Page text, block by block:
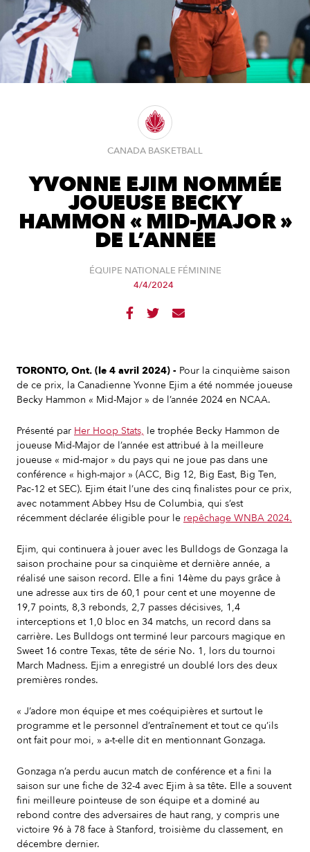
CANADA BASKETBALL
YVONNE EJIM NOMMÉE
JOUEUSE BECKY
HAMMON « MID-MAJOR »
DE L’ANNÉE
ÉQUIPE NATIONALE FÉMININE
4/4/2024
  
TORONTO, Ont. (le 4 avril 2024) - Pour la cinquième saison
de ce prix, la Canadienne Yvonne Ejim a été nommée joueuse
Becky Hammon « Mid-Major » de l’année 2024 en NCAA.
Présenté par Her Hoop Stats, le trophée Becky Hammon de
joueuse Mid-Major de l’année est attribué à la meilleure
joueuse « mid-major » du pays qui ne joue pas dans une
conférence « high-major » (ACC, Big 12, Big East, Big Ten,
Pac-12 et SEC). Ejim était l’une des cinq finalistes pour ce prix,
avec notamment Abbey Hsu de Columbia, qui s’est
récemment déclarée éligible pour le repêchage WNBA 2024.
Ejim, qui continuera à jouer avec les Bulldogs de Gonzaga la
saison prochaine pour sa cinquième et dernière année, a
réalisé une saison record. Elle a fini 14ème du pays grâce à
une adresse aux tirs de 60,1 pour cent et une moyenne de
19,7 points, 8,3 rebonds, 2,7 passes décisives, 1,4
interceptions et 1,0 bloc en 34 matchs, un record dans sa
carrière. Les Bulldogs ont terminé leur parcours magique en
Sweet 16 contre Texas, tête de série No. 1, lors du tournoi
March Madness. Ejim a enregistré un doublé lors des deux
premières rondes.
« J’adore mon équipe et mes coéquipières et surtout le
programme et le personnel d’entraînement et tout ce qu’ils
ont fait pour moi, » a-t-elle dit en mentionnant Gonzaga.
Gonzaga n’a perdu aucun match de conférence et a fini la
saison sur une fiche de 32-4 avec Ejim à sa tête. Elle a souvent
fini meilleure pointeuse de son équipe et a dominé au
rebond contre des adversaires de haut rang, y compris une
victoire 96 à 78 face à Stanford, troisième du classement, en
décembre dernier.